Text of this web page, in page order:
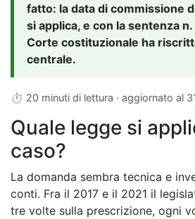
fatto: la data di commissione
si applica, e con la sentenza
Corte costituzionale ha
centrale.
⏱ 20 minuti di lettura · aggiornato al
Quale legge si
caso?
La domanda sembra tecnica e
conti. Fra il 2017 e il 2021 il
tre volte sulla prescrizione, ogni